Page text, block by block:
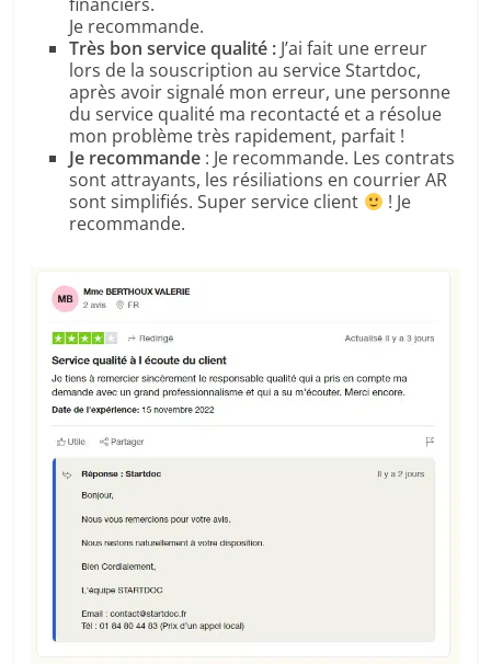
Je recommande.
Très bon service qualité : J’ai fait une erreur
lors de la souscription au service Startdoc,
après avoir signalé mon erreur, une personne
du service qualité ma recontacté et a résolue
mon problème très rapidement, parfait !
Je recommande : Je recommande. Les contrats
sont attrayants, les résiliations en courrier AR
sont simplifiés. Super service client
! Je
recommande.